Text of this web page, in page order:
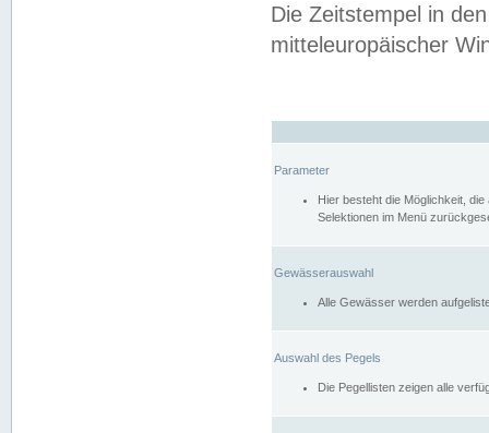
Die Zeitstempel in
mitteleuropäischer
Parameter
Hier besteht die Möglichkeit,
Selektionen im Menü
Gewässerauswahl
Alle Gewässer werden
Auswahl des Pegels
Die Pegellisten zeigen alle